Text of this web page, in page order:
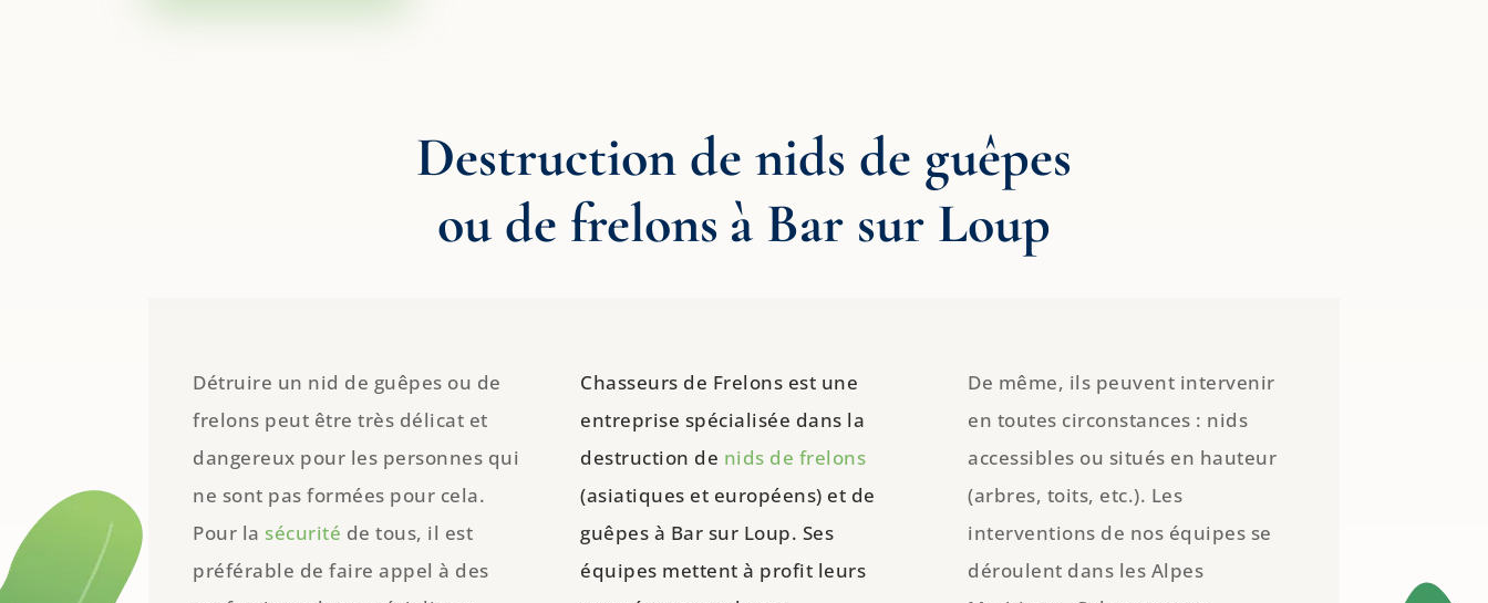
Destruction de nids de guêpes
ou de frelons à Bar sur Loup
Détruire un nid de guêpes ou de
frelons peut être très délicat et
dangereux pour les personnes qui
ne sont pas formées pour cela.
Pour la sécurité de tous, il est
préférable de faire appel à des
Chasseurs de Frelons est une
entreprise spécialisée dans la
destruction de nids de frelons
(asiatiques et européens) et de
guêpes à Bar sur Loup. Ses
équipes mettent à profit leurs
De même, ils peuvent intervenir
en toutes circonstances : nids
accessibles ou situés en hauteur
(arbres, toits, etc.). Les
interventions de nos équipes se
déroulent dans les Alpes